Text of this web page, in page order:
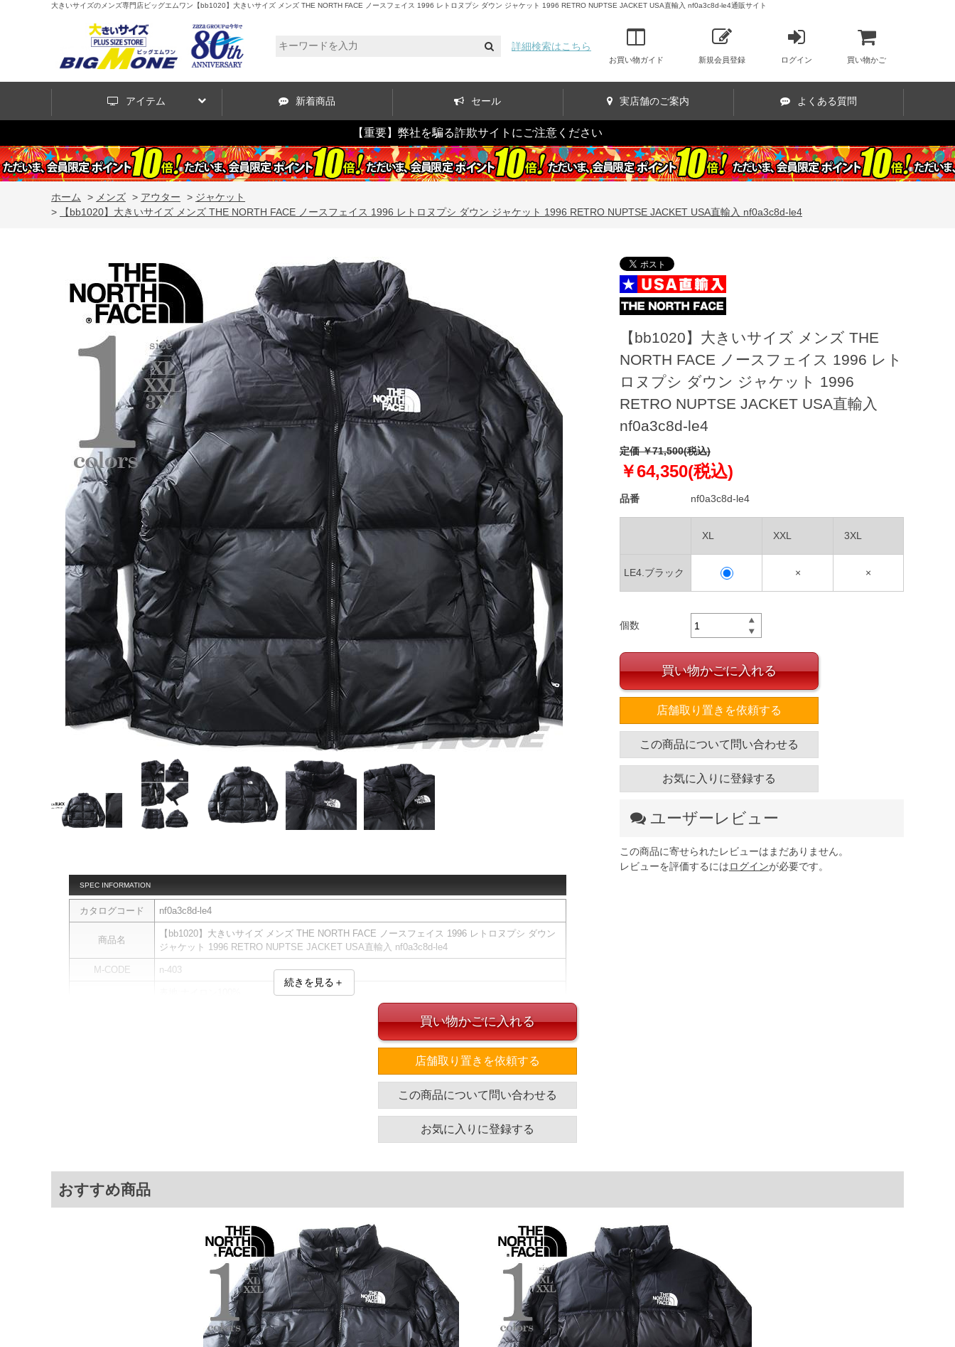
大きいサイズのメンズ専門店ビッグエムワン【bb1020】大きいサイズ メンズ THE NORTH FACE ノースフェイス 1996 レトロヌプシ ダウン ジャケット 1996 RETRO NUPTSE JACKET USA直輸入 nf0a3c8d-le4通販サイト
詳細検索はこちら
お買い物ガイド 新規会員登録 ログイン 買い物かご
アイテム 新着商品 セール 実店舗のご案内 よくある質問
【重要】弊社を騙る詐欺サイトにご注意ください
ホーム > メンズ > アウター > ジャケット
>
【bb1020】大きいサイズ メンズ THE NORTH FACE ノースフェイス 1996 レトロヌプシ ダウン ジャケット 1996 RETRO NUPTSE JACKET USA直輸入 nf0a3c8d-le4
SPEC INFORMATION
カタログコード nf0a3c8d-le4
商品名
【bb1020】大きいサイズ メンズ THE NORTH FACE ノースフェイス 1996 レトロヌプシ ダウン
ジャケット 1996 RETRO NUPTSE JACKET USA直輸入 nf0a3c8d-le4
M-CODE n-403
胸囲
138 71
3XL
単位はcm
※商品によって若干のサイズの誤差がございます。また、お客様がご使用の環境（コンピュータ画
面）によって、商品の色味が若干異なる場合がございます。予めご了承ください。
※上記サイズが実際の商品に付いているタグのサイズ表記と異なる場合があります。お取り扱い前に
商品付属タグの記載もご確認下さい。
※当店での掲載商品は、実店鋪と在庫を共用しておりますので店頭での売り違い、店舗からのお取り
寄せ等により、お客様にご迷惑をお掛けしてしまう場合がございます。そのようなことがない様最大
限に努めておりますが、もしあった場合速やかにご連絡させて頂きますので予めご了承ください。
※【ボトムの裾上げをご希望の場合】
続きを見る＋
【bb1020】大きいサイズ メンズ THE
NORTH FACE ノースフェイス 1996 レト
ロヌプシ ダウン ジャケット 1996
RETRO NUPTSE JACKET USA直輸入
nf0a3c8d-le4
定価 ￥71,500(税込)
￥64,350(税込)
品番 nf0a3c8d-le4
XL XXL 3XL
LE4.ブラック × ×
個数
買い物かごに入れる
店舗取り置きを依頼する
この商品について問い合わせる
お気に入りに登録する
ユーザーレビュー
この商品に寄せられたレビューはまだありません。
レビューを評価するにはログインが必要です。
買い物かごに入れる
店舗取り置きを依頼する
この商品について問い合わせる
お気に入りに登録する
おすすめ商品